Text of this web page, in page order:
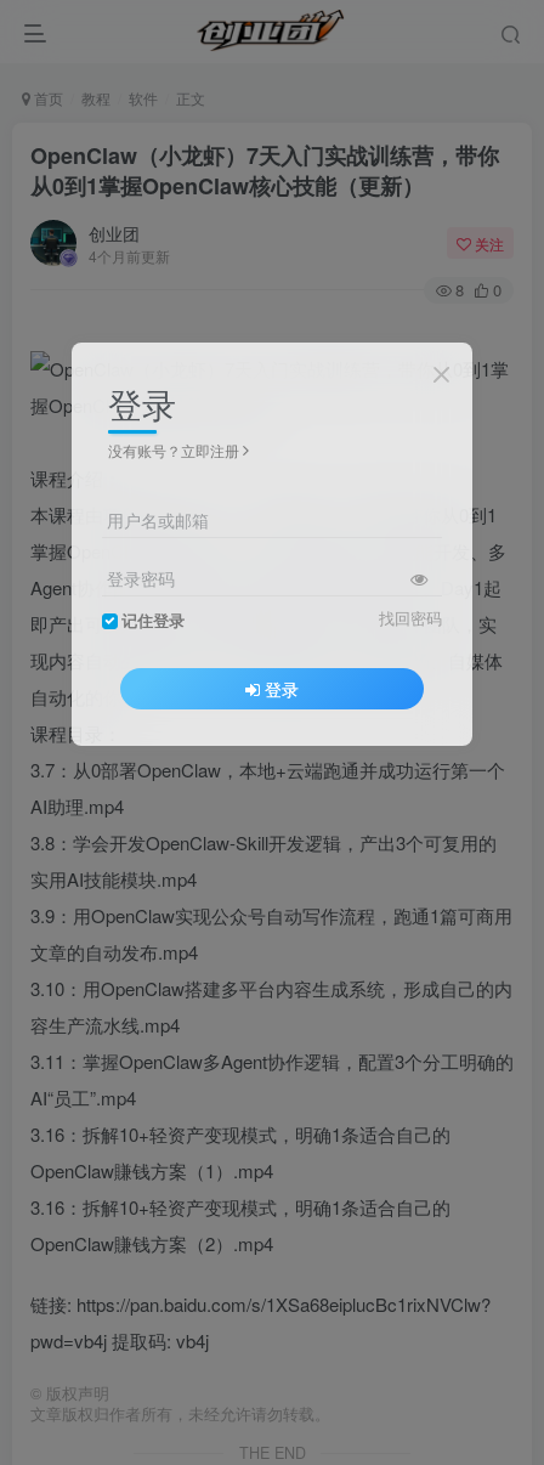
首页 教程 软件 正文
OpenClaw（小龙虾）7天入门实战训练营，带你
从0到1掌握OpenClaw核心技能（更新）
创业团
4个月前更新
关注
8 0
课程介绍：
本课程由项目发起人六六、大冲带领，7天实战带你从0到1
掌握OpenClaw核心技能：本地+云端部署、AI技能开发、多
Agent协作配置，跑通公众号自动写作等实用流程。Day1起
即产出可复用成果，最终搭建属于自己的AI“员工”团队，实
现内容自动生成与发布。适合想AI副业、提效职场、自媒体
自动化的你。
课程目录：
3.7：从0部署OpenClaw，本地+云端跑通并成功运行第一个
AI助理.mp4
3.8：学会开发OpenClaw-Skill开发逻辑，产出3个可复用的
实用AI技能模块.mp4
3.9：用OpenClaw实现公众号自动写作流程，跑通1篇可商用
文章的自动发布.mp4
3.10：用OpenClaw搭建多平台内容生成系统，形成自己的内
容生产流水线.mp4
3.11：掌握OpenClaw多Agent协作逻辑，配置3个分工明确的
AI“员工”.mp4
3.16：拆解10+轻资产变现模式，明确1条适合自己的
OpenClaw賺钱方案（1）.mp4
3.16：拆解10+轻资产变现模式，明确1条适合自己的
OpenClaw賺钱方案（2）.mp4
链接: https://pan.baidu.com/s/1XSa68eiplucBc1rixNVClw?
pwd=vb4j 提取码: vb4j
© 版权声明
文章版权归作者所有，未经允许请勿转载。
THE END
登录
没有账号？立即注册
用户名或邮箱
登录密码
记住登录 找回密码
登录